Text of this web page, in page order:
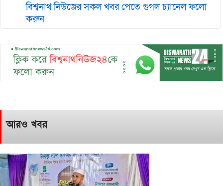
বিশ্বনাথ নিউজের সকল খবর পেতে গুগল চ‌্যানেল ফলো
করুন
আরও খবর